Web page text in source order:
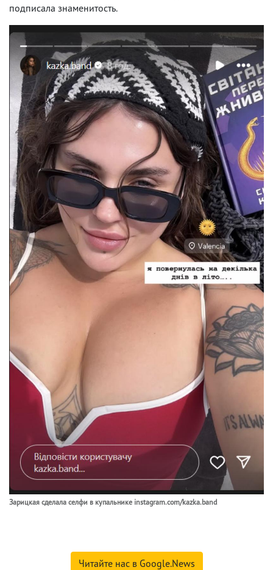
подписала знаменитость.
Зарицкая сделала селфи в купальнике instagram.com/kazka.band
Читайте нас в Google.News